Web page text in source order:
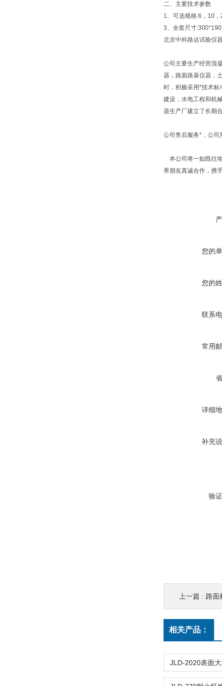
二、主要技术参数
1、可选规格:6，10
3、全套尺寸
北京中科路达试验仪
公司主要生产经营混
器，路面路基仪器，
时，积极采用*技术
建设，水电工程和机
器生产厂建立了长期
公司售后服务*，公司
本公司将一如既往
界朋友真诚合作，携
您的
您的
联系
常用
详细
补充
验
上一篇 : 路面
相关产品：